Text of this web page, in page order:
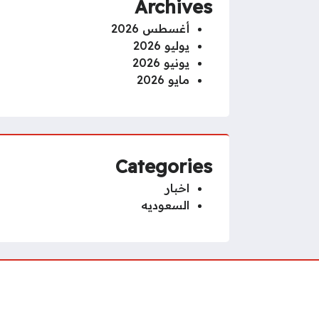
Archives
أغسطس 2026
يوليو 2026
يونيو 2026
مايو 2026
Categories
اخبار
السعوديه